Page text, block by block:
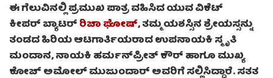
ಈ ಗೆಲುವಿನಲ್ಲಿ ಪ್ರಮುಖ ಪಾತ್ರ ವಹಿಸಿದ ಯುವ ವಿಕೆಟ್
ಕೀಪರ್ ಬ್ಯಾಟರ್ರಿಚಾ ಘೋಷ್, ತಮ್ಮ ಯಶಸ್ಸಿನ ಶ್ರೇಯಸ್ಸನ್ನು
ತಂಡದ ಹಿರಿಯ ಆಟಗಾರ್ತಿಯರಾದ ಉಪನಾಯಕಿ ಸ್ಮೃತಿ
ಮಂದಾನ, ನಾಯಕಿ ಹರ್ಮನ್‌ಪ್ರೀತ್ ಕೌರ್ ಹಾಗೂ ಮುಖ್ಯ
ಕೋಚ್ ಅಮೋಲ್ ಮುಜುಂದಾರ್ ಅವರಿಗೆ ಸಲ್ಲಿಸಿದ್ದಾರೆ. ಸತತ